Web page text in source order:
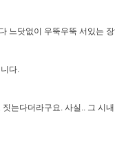
느닷없이 우뚝우뚝 서있는
다.
는다더라구요. 사실.. 그